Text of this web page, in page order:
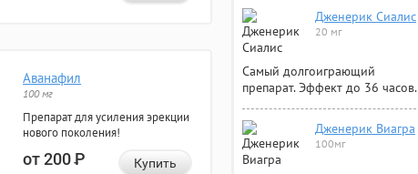
Аванафил
100 мг
Препарат для усиления эрекции
нового поколения!
от 200Р Купить
Дженерик Сиалис
20 мг
Самый долгоиграющий
препарат. Эффект до 36 часов.
Дженерик Виагра
100мг